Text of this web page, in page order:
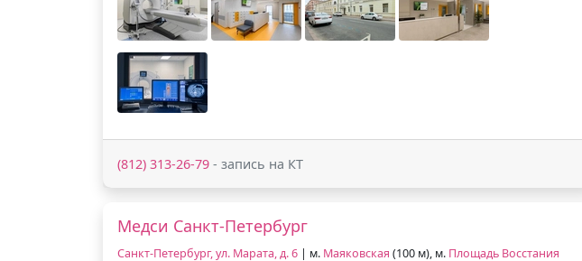
(812) 313-26-79 - запись на КТ
Медси Санкт-Петербург
Санкт-Петербург, ул. Марата, д. 6 | м. Маяковская (100 м), м. Площадь Восстания